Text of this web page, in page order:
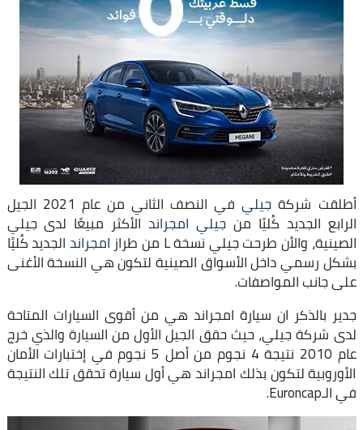
أطلقت شركة جيلي في النصف الثاني من عام 2021 الجيل
الرابع الجديد كُليًا منجيلي امجراندالأكثر مبيعًا لدى جيلي
الصينية، والأن طرحت جيلي نسخة L من طراز امجراندالجديد كُليًا
بشكل رسمي داخل الأسواق الصينية لتكون هي النسخة الأغنى
على جانب المواصفات.
جدير بالذكر ان سيارة امجراند هي من أقوى السيارات المتاحة
لدى شركة جيلي، حيث حقق الجيل الأول من السيارة والذي خرج
عام 2010 نتيجة 4 نجوم من أصل 5 نجوم في إختبارات الأمان
الأوروبية لتكون بذلك امجراند هي أول سيارة تحقق تلك النتيجة
في الـEuroncap.